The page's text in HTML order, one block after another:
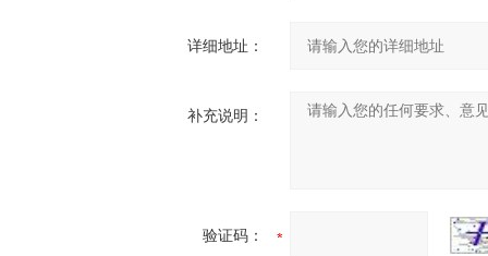
详细地址：
补充说明：
验证码：